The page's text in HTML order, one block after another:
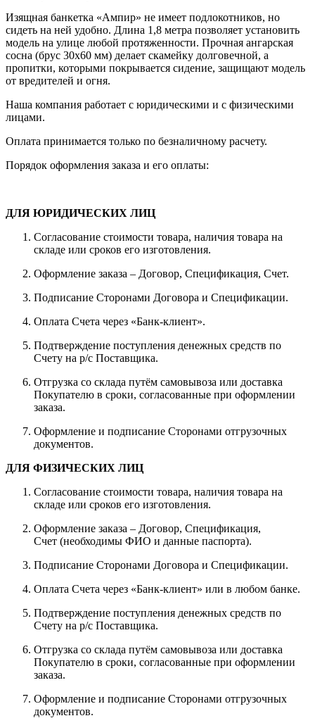
Изящная банкетка «Ампир» не имеет подлокотников, но
сидеть на ней удобно. Длина 1,8 метра позволяет установить
модель на улице любой протяженности. Прочная ангарская
сосна (брус 30х60 мм) делает скамейку долговечной, а
пропитки, которыми покрывается сидение, защищают модель
от вредителей и огня.
Наша компания работает с юридическими и с физическими
лицами.
Оплата принимается только по безналичному расчету.
Порядок оформления заказа и его оплаты:
ДЛЯ ЮРИДИЧЕСКИХ ЛИЦ
Согласование стоимости товара, наличия товара на
складе или сроков его изготовления.
Оформление заказа – Договор, Спецификация, Счет.
Подписание Сторонами Договора и Спецификации.
Оплата Счета через «Банк-клиент».
Подтверждение поступления денежных средств по
Счету на р/с Поставщика.
Отгрузка со склада путём самовывоза или доставка
Покупателю в сроки, согласованные при оформлении
заказа.
Оформление и подписание Сторонами отгрузочных
документов.
ДЛЯ ФИЗИЧЕСКИХ ЛИЦ
Согласование стоимости товара, наличия товара на
складе или сроков его изготовления.
Оформление заказа – Договор, Спецификация,
Счет (необходимы ФИО и данные паспорта).
Подписание Сторонами Договора и Спецификации.
Оплата Счета через «Банк-клиент» или в любом банке.
Подтверждение поступления денежных средств по
Счету на р/с Поставщика.
Отгрузка со склада путём самовывоза или доставка
Покупателю в сроки, согласованные при оформлении
заказа.
Оформление и подписание Сторонами отгрузочных
документов.